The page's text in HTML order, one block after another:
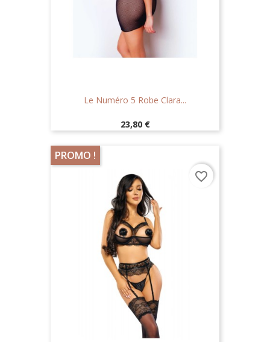
Le Numéro 5 Robe Clara...
Prix
23,80 €
PROMO !
favorite_border